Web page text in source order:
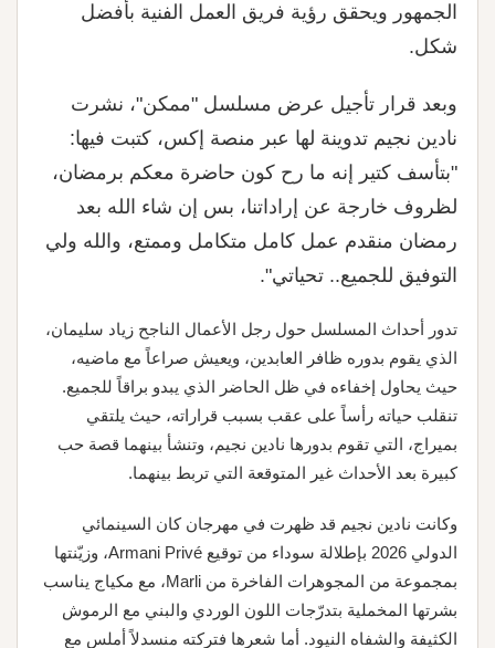
الجمهور ويحقق رؤية فريق العمل الفنية بأفضل
شكل.
وبعد قرار تأجيل عرض مسلسل "ممكن"، نشرت
نادين نجيم تدوينة لها عبر منصة إكس، كتبت فيها:
"بتأسف كتير إنه ما رح كون حاضرة معكم برمضان،
لظروف خارجة عن إراداتنا، بس إن شاء الله بعد
رمضان منقدم عمل كامل متكامل وممتع، والله ولي
التوفيق للجميع.. تحياتي".
تدور أحداث المسلسل حول رجل الأعمال الناجح زياد سليمان،
الذي يقوم بدوره ظافر العابدين، ويعيش صراعاً مع ماضيه،
حيث يحاول إخفاءه في ظل الحاضر الذي يبدو براقاً للجميع.
تنقلب حياته رأساً على عقب بسبب قراراته، حيث يلتقي
بميراج، التي تقوم بدورها نادين نجيم، وتنشأ بينهما قصة حب
كبيرة بعد الأحداث غير المتوقعة التي تربط بينهما.
وكانت نادين نجيم قد ظهرت في مهرجان كان السينمائي
الدولي 2026 بإطلالة سوداء من توقيع Armani Privé، وزيّنتها
بمجموعة من المجوهرات الفاخرة من Marli، مع مكياج يناسب
بشرتها المخملية بتدرّجات اللون الوردي والبني مع الرموش
الكثيفة والشفاه النيود. أما شعرها فتركته منسدلاً أملس مع